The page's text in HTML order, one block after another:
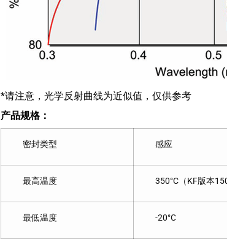
*请注意，光学反射曲线为近似值，仅供参考
产品规格：
密封类型 感应
最高温度 350°C（KF版本
最低温度 -20°C